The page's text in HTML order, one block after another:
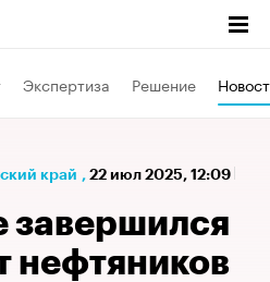
Экспертиза Решение
край , 22 июл 2025, 12:09
завершился
нефтяников